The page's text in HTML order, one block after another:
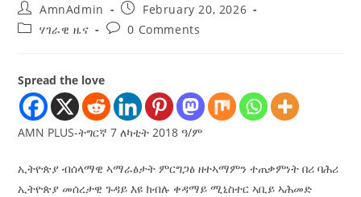
AmnAdmin
February 20, 2026
ሃገራዊ ዜና
0 Comments
Spread the love
AMN PLUS-ትግርኛ 7 ለካቲት 2018 ዓ/ም
ኢትዮጵያ ብሰላማዊ ኣማራፅታት ምርግጋፅ ዘተኣማምን ተጠቃምነት በሪ ባሕሪ
ኢትዮጵያ መሰረታዊ ጉዳይ እዩ ክብሉ ቀዳማይ ሚኒስተር ኣቢይ ኣሕመድ